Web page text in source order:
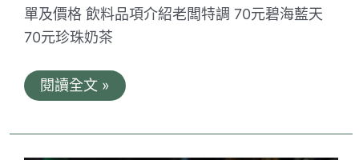
單及價格 飲料品項介紹老闆特調 70元碧海藍天
70元珍珠奶茶
專
治
灣
閱讀全文 »